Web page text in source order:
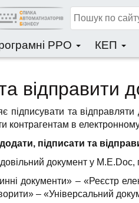
РРО КЕП
відправити
підписувати та
в електронному
підписати та
документ у M.E.Doc,
документи» – «Реєстр
– «Універсальний